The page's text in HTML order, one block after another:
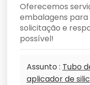
Oferecemos
embalagens para
solicitação e
possível!
Assunto : Tubo
aplicador de